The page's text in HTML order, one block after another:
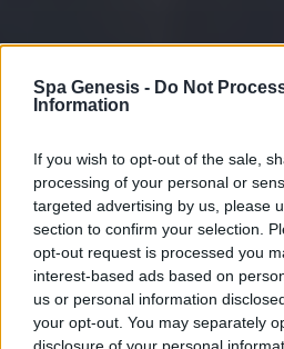
Spa Genesis - Do Not
Information
If you wish to opt-out of the sale,
processing of your personal or
targeted advertising by us, please
section to confirm your selection.
opt-out request is processed you
interest-based ads based on
us or personal information
your opt-out. You may separately